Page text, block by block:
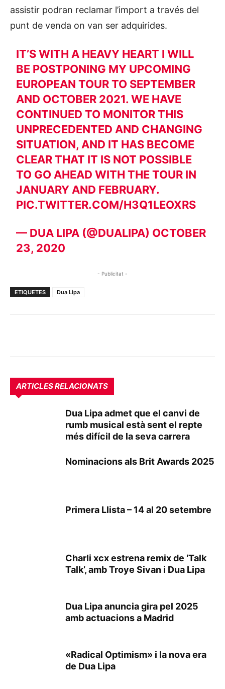
assistir podran reclamar l’import a través del
punt de venda on van ser adquirides.
IT’S WITH A HEAVY HEART I WILL
BE POSTPONING MY UPCOMING
EUROPEAN TOUR TO SEPTEMBER
AND OCTOBER 2021. WE HAVE
CONTINUED TO MONITOR THIS
UNPRECEDENTED AND CHANGING
SITUATION, AND IT HAS BECOME
CLEAR THAT IT IS NOT POSSIBLE
TO GO AHEAD WITH THE TOUR IN
JANUARY AND FEBRUARY.
PIC.TWITTER.COM/H3Q1LEOXRS
— DUA LIPA (@DUALIPA) OCTOBER
23, 2020
- Publicitat -
ETIQUETES Dua Lipa
ARTICLES RELACIONATS
Dua Lipa admet que el canvi de
rumb musical està sent el repte
més difícil de la seva carrera
Nominacions als Brit Awards 2025
Primera Llista – 14 al 20 setembre
Charli xcx estrena remix de ‘Talk
Talk’, amb Troye Sivan i Dua Lipa
Dua Lipa anuncia gira pel 2025
amb actuacions a Madrid
«Radical Optimism» i la nova era
de Dua Lipa